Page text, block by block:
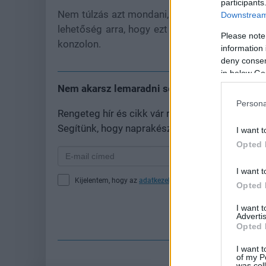
Please
information
deny
in below
I want
Opted
I want
Opted
I want
Opted
I want
of my
Nem túlzás azt mondani, hogy a The Witcher
lehetőség arra, hogy ezt a páratlan alkotást
konzolon.
Nem akarsz lemaradni semmiről?
Rengeteg hír és cikk vár rád, lehet, hogy
Segítünk, hogy naprakész maradj,
Kijelentem, hogy az adatkezelési nyilatkozat tartalmát